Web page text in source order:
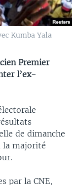
Kumba Yala
Premier
l’ex-
de dimanche
la majorité
par la CNE,